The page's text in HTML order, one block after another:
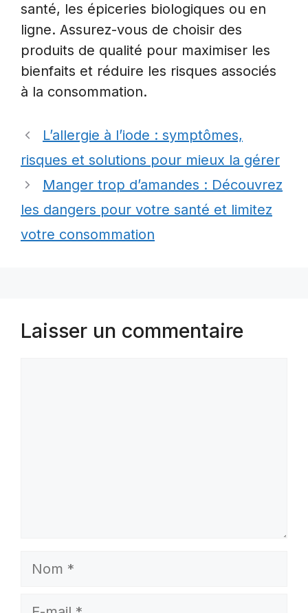
santé, les épiceries biologiques ou en
ligne. Assurez-vous de choisir des
produits de qualité pour maximiser les
bienfaits et réduire les risques associés
à la consommation.
L’allergie à l’iode : symptômes,
risques et solutions pour mieux la gérer
Manger trop d’amandes : Découvrez
les dangers pour votre santé et limitez
votre consommation
Laisser un commentaire
Nom
E-